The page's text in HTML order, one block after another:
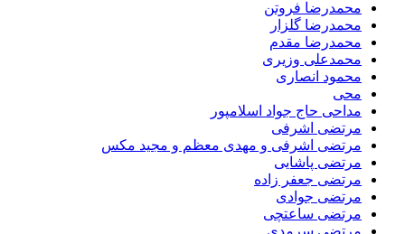
محمدرضا فروتن
محمدرضا گلزار
محمدرضا مقدم
محمدعلی وزیری
محمود انصاری
محی
مداحی حاج جواد اسلامپور
مرتضی اشرفی
مرتضی اشرفی و مهدی معظم و مجید مکس
مرتضی پاشایی
مرتضی جعفر زاده
مرتضی جوادی
مرتضی ساعتچی
مرتضی سرمدی